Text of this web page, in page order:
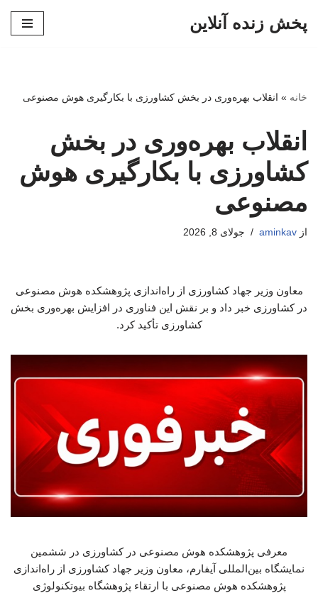
پخش زنده آنلاین
خانه » انقلاب بهره‌وری در بخش کشاورزی با بکارگیری هوش مصنوعی
انقلاب بهره‌وری در بخش
کشاورزی با بکارگیری هوش
مصنوعی
از aminkav جولای 8, 2026
معاون وزیر جهاد کشاورزی از راه‌اندازی پژوهشکده هوش مصنوعی
در کشاورزی خبر داد و بر نقش این فناوری در افزایش بهره‌وری بخش
کشاورزی تأکید کرد.
معرفی پژوهشکده هوش مصنوعی در کشاورزی در ششمین
نمایشگاه بین‌المللی آیفارم، معاون وزیر جهاد کشاورزی از راه‌اندازی
پژوهشکده هوش مصنوعی با ارتقاء پژوهشگاه بیوتکنولوژی